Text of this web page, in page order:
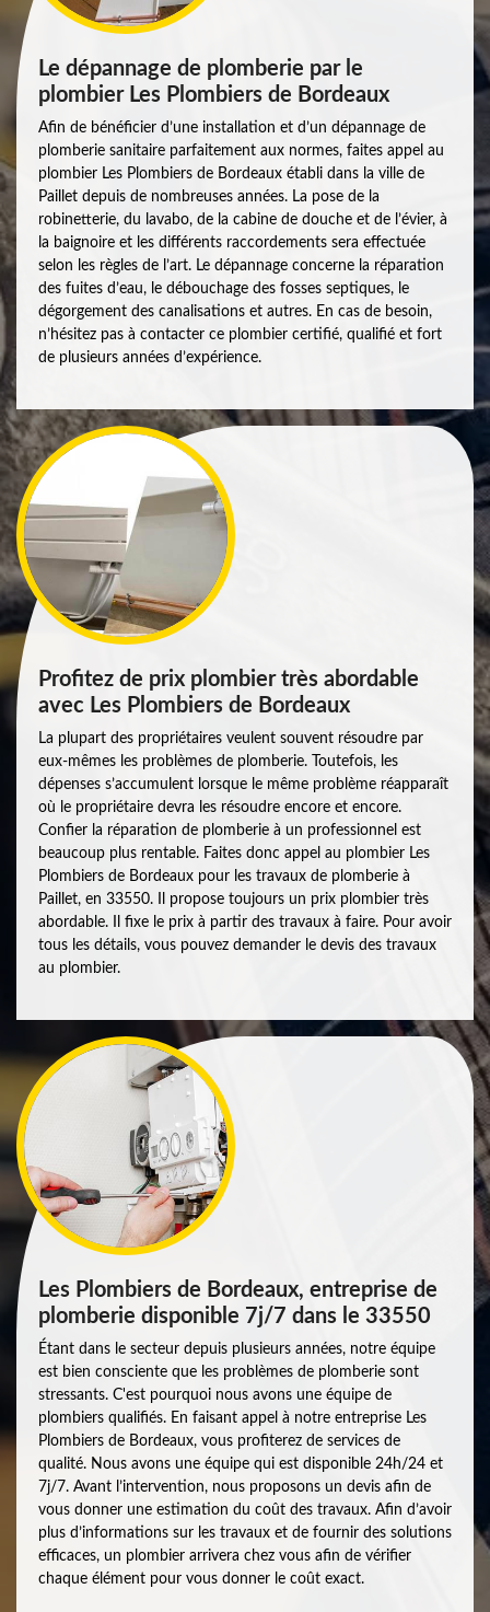
Le dépannage de plomberie par le
plombier Les Plombiers de Bordeaux
Afin de bénéficier d’une installation et d’un dépannage de
plomberie sanitaire parfaitement aux normes, faites appel au
plombier Les Plombiers de Bordeaux établi dans la ville de
Paillet depuis de nombreuses années. La pose de la
robinetterie, du lavabo, de la cabine de douche et de l’évier, à
la baignoire et les différents raccordements sera effectuée
selon les règles de l’art. Le dépannage concerne la réparation
des fuites d’eau, le débouchage des fosses septiques, le
dégorgement des canalisations et autres. En cas de besoin,
n’hésitez pas à contacter ce plombier certifié, qualifié et fort
de plusieurs années d’expérience.
Profitez de prix plombier très abordable
avec Les Plombiers de Bordeaux
La plupart des propriétaires veulent souvent résoudre par
eux-mêmes les problèmes de plomberie. Toutefois, les
dépenses s’accumulent lorsque le même problème réapparaît
où le propriétaire devra les résoudre encore et encore.
Confier la réparation de plomberie à un professionnel est
beaucoup plus rentable. Faites donc appel au plombier Les
Plombiers de Bordeaux pour les travaux de plomberie à
Paillet, en 33550. Il propose toujours un prix plombier très
abordable. Il fixe le prix à partir des travaux à faire. Pour avoir
tous les détails, vous pouvez demander le devis des travaux
au plombier.
Les Plombiers de Bordeaux, entreprise de
plomberie disponible 7j/7 dans le 33550
Étant dans le secteur depuis plusieurs années, notre équipe
est bien consciente que les problèmes de plomberie sont
stressants. C'est pourquoi nous avons une équipe de
plombiers qualifiés. En faisant appel à notre entreprise Les
Plombiers de Bordeaux, vous profiterez de services de
qualité. Nous avons une équipe qui est disponible 24h/24 et
7j/7. Avant l’intervention, nous proposons un devis afin de
vous donner une estimation du coût des travaux. Afin d’avoir
plus d’informations sur les travaux et de fournir des solutions
efficaces, un plombier arrivera chez vous afin de vérifier
chaque élément pour vous donner le coût exact.